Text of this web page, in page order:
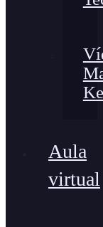
Aula
virtual